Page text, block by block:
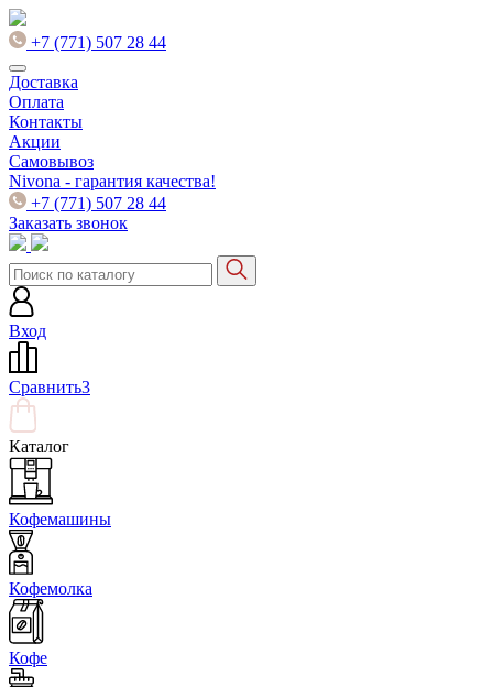
+7 (771) 507 28 44
Доставка
Оплата
Контакты
Акции
Самовывоз
Nivona - гарантия качества!
+7 (771) 507 28 44
Заказать звонок
Вход
Сравнить3
Каталог
Кофемашины
Кофемолка
Кофе